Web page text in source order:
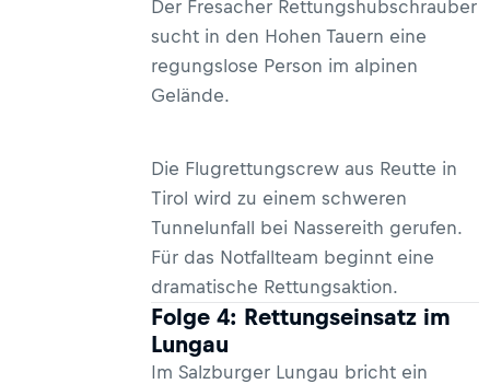
Jeder Bergsteiger und Wanderer
sollte diese verinnerlicht haben!
Der Fresacher Rettungshubschrauber
sucht in den Hohen Tauern eine
regungslose Person im alpinen
Gelände.
Die Flugrettungscrew aus Reutte in
Tirol wird zu einem schweren
Tunnelunfall bei Nassereith gerufen.
Für das Notfallteam beginnt eine
dramatische Rettungsaktion.
Folge 4: Rettungseinsatz im
Lungau
Im Salzburger Lungau bricht ein